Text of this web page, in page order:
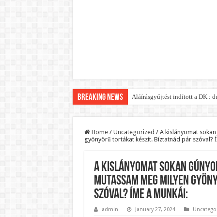
Breaking News Aláírásgyűjtést indított a DK :
Nem finomkodott:
DRÁMA! Végezni akartak
Visszatérhet Sulyok
MOST TÖRTÉNT! Péter
PUTYIN MEGSEMMISÍTŐ
Szijjártó élő adásban
Home / Uncategorized / A kislányomat
gyönyörű tortákat készít. Bíztatnád pár szóval?
A kislányomat sokan
mutassam meg milyen
szóval? ÍME a munkái:
admin January 27, 2024